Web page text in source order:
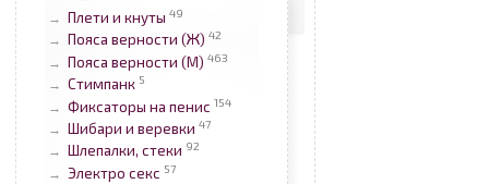
→ Плети и кнуты 49
→ Пояса верности (Ж) 42
→ Пояса верности (М) 463
→ Стимпанк 5
→ Фиксаторы на пенис 154
→ Шибари и веревки 47
→ Шлепалки, стеки 92
→ Электро секс 57